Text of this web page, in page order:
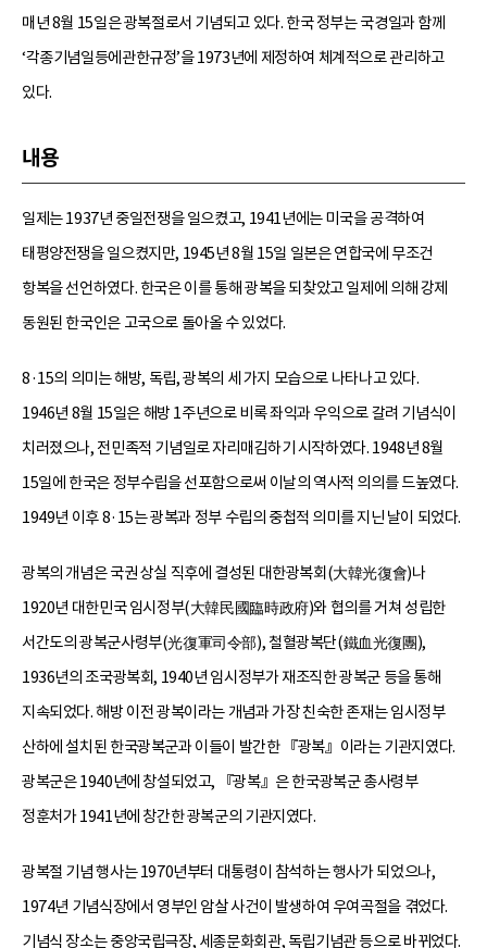
매년 8월 15일은 광복절로서 기념되고 있다. 한국 정부는 국경일과 함께
‘각종기념일등에관한규정’을 1973년에 제정하여 체계적으로 관리하고
있다.
내용
일제는 1937년 중일전쟁을 일으켰고, 1941년에는 미국을 공격하여
태평양전쟁을 일으켰지만, 1945년 8월 15일 일본은 연합국에 무조건
항복을 선언하였다. 한국은 이를 통해 광복을 되찾았고 일제에 의해 강제
동원된 한국인은 고국으로 돌아올 수 있었다.
8·15의 의미는 해방, 독립, 광복의 세 가지 모습으로 나타나고 있다.
1946년 8월 15일은 해방 1주년으로 비록 좌익과 우익으로 갈려 기념식이
치러졌으나, 전민족적 기념일로 자리매김하기 시작하였다. 1948년 8월
15일에 한국은 정부수립을 선포함으로써 이날의 역사적 의의를 드높였다.
1949년 이후 8·15는 광복과 정부 수립의 중첩적 의미를 지닌 날이 되었다.
광복의 개념은 국권 상실 직후에 결성된 대한광복회(大韓光復會)나
1920년 대한민국 임시정부(大韓民國臨時政府)와 협의를 거쳐 성립한
서간도의 광복군사령부(光復軍司令部), 철혈광복단(鐵血光復團),
1936년의 조국광복회, 1940년 임시정부가 재조직한 광복군 등을 통해
지속되었다. 해방 이전 광복이라는 개념과 가장 친숙한 존재는 임시정부
산하에 설치된 한국광복군과 이들이 발간한 『광복』이라는 기관지였다.
광복군은 1940년에 창설되었고, 『광복』은 한국광복군 총사령부
정훈처가 1941년에 창간한 광복군의 기관지였다.
광복절 기념 행사는 1970년부터 대통령이 참석하는 행사가 되었으나,
1974년 기념식장에서 영부인 암살 사건이 발생하여 우여곡절을 겪었다.
기념식 장소는 중앙국립극장, 세종문화회관, 독립기념관 등으로 바뀌었다.